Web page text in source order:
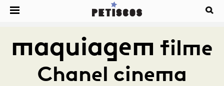
maquiagem filme
Chanel cinema